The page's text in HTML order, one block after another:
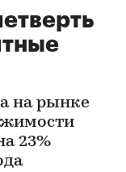
на рынке
23%